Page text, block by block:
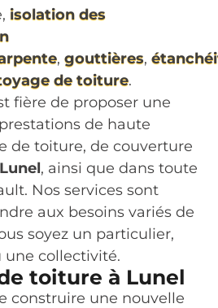
isolation des
,gouttières,
de toiture.
fière de proposer une
de haute
de toiture, de couverture
Lunel, ainsi que dans toute
Nos services sont
aux besoins variés de
soyez un particulier,
une collectivité.
toiture à Lunel
construire une nouvelle